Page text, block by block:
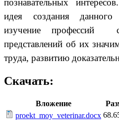
идея создания данного
изучение профессий
представлений об их
труда, развитию
Скачать:
Вложение
proekt_moy_veterinar.docx